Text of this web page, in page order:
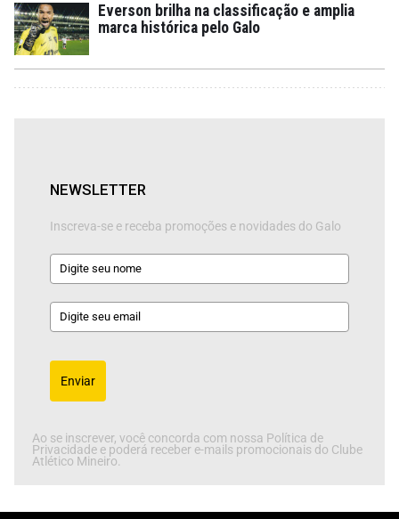
Everson brilha na classificação e amplia
marca histórica pelo Galo
NEWSLETTER
Inscreva-se e receba promoções e novidades do Galo
Enviar
Ao se inscrever, você concorda com nossa Política de
Privacidade e poderá receber e-mails promocionais do Clube
Atlético Mineiro.